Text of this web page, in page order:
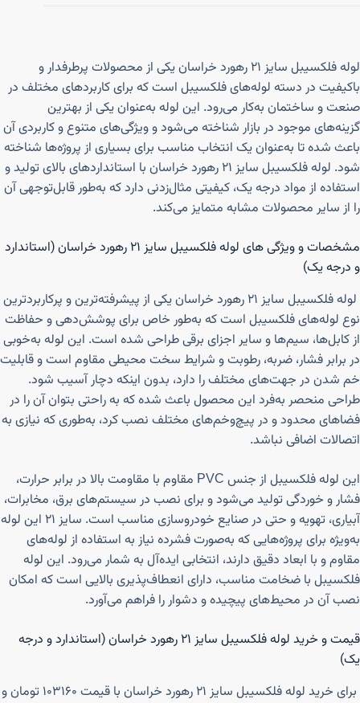
لوله فلکسیبل سایز ۲۱ رهورد خراسان یکی از محصولات پرطرفدار و
باکیفیت در دسته لوله‌های فلکسیبل است که برای کاربردهای مختلف در
صنعت و ساختمان به‌کار می‌رود. این لوله به‌عنوان یکی از بهترین
گزینه‌های موجود در بازار شناخته می‌شود و ویژگی‌های متنوع و کاربردی آن
باعث شده تا به‌عنوان یک انتخاب مناسب برای بسیاری از پروژه‌ها شناخته
شود. لوله فلکسیبل سایز ۲۱ رهورد خراسان با استانداردهای بالای تولید و
استفاده از مواد درجه یک، کیفیتی مثال‌زدنی دارد که به‌طور قابل‌توجهی آن
را از سایر محصولات مشابه متمایز می‌کند.
مشخصات و ویژگی های لوله فلکسیبل سایز ۲۱ رهورد خراسان (استاندارد
و درجه یک)
لوله فلکسیبل سایز ۲۱ رهورد خراسان یکی از پیشرفته‌ترین و پرکاربردترین
نوع لوله‌های فلکسیبل است که به‌طور خاص برای پوشش‌دهی و حفاظت
از کابل‌ها، سیم‌ها و سایر اجزای برقی طراحی شده است. این لوله به‌خوبی
در برابر فشار، ضربه، رطوبت و شرایط سخت محیطی مقاوم است و قابلیت
خم شدن در جهت‌های مختلف را دارد، بدون اینکه دچار آسیب شود.
طراحی منحصر به‌فرد این محصول باعث شده که به راحتی بتوان آن را در
فضاهای محدود و در پیچ‌وخم‌های مختلف نصب کرد، به‌طوری که نیازی به
اتصالات اضافی نباشد.
این لوله فلکسیبل از جنس PVC مقاوم با مقاومت بالا در برابر حرارت،
فشار و خوردگی تولید می‌شود و برای نصب در سیستم‌های برق، مخابرات،
آبیاری، تهویه و حتی در صنایع خودروسازی مناسب است. سایز ۲۱ این لوله
به‌ویژه برای پروژه‌هایی که به‌صورت فشرده نیاز به استفاده از لوله‌های
مقاوم و با ابعاد دقیق دارند، انتخابی ایده‌آل به شمار می‌رود. این لوله
فلکسیبل با ضخامت مناسب، دارای انعطاف‌پذیری بالایی است که امکان
نصب آن در محیط‌های پیچیده و دشوار را فراهم می‌آورد.
قیمت و خرید لوله فلکسیبل سایز ۲۱ رهورد خراسان (استاندارد و درجه
یک)
برای خرید لوله فلکسیبل سایز ۲۱ رهورد خراسان با قیمت ۱۰۳۱۶۰ تومان و